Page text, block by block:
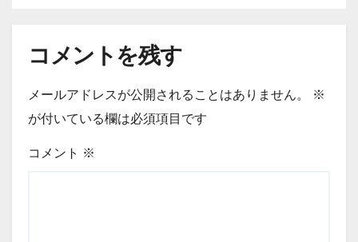
コメントを残す
メールアドレスが公開されることはありません。
※
が付いている欄は必須項目です
コメント ※